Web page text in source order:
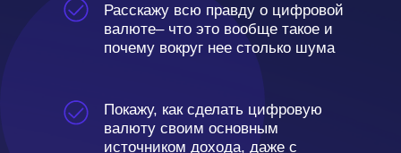
Расскажу всю правду о цифровой
валюте– что это вообще такое и
почему вокруг нее столько шума
Покажу, как сделать цифровую
валюту своим основным
источником дохода, даже с